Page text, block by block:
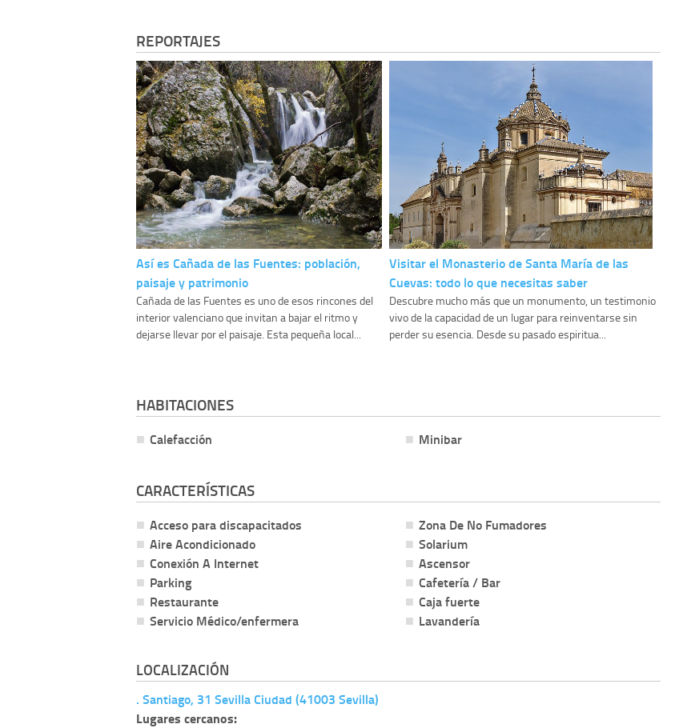
REPORTAJES
Así es Cañada de las Fuentes: población,
paisaje y patrimonio
Cañada de las Fuentes es uno de esos rincones del
interior valenciano que invitan a bajar el ritmo y
dejarse llevar por el paisaje. Esta pequeña local...
Visitar el Monasterio de Santa María de las
Cuevas: todo lo que necesitas saber
Descubre mucho más que un monumento, un testimonio
vivo de la capacidad de un lugar para reinventarse sin
perder su esencia. Desde su pasado espiritua...
HABITACIONES
Calefacción Minibar
CARACTERÍSTICAS
Acceso para discapacitados
Aire Acondicionado
Conexión A Internet
Parking
Restaurante
Servicio Médico/enfermera
Zona De No Fumadores
Solarium
Ascensor
Cafetería / Bar
Caja fuerte
Lavandería
LOCALIZACIÓN
. Santiago, 31 Sevilla Ciudad (41003 Sevilla)
Lugares cercanos: